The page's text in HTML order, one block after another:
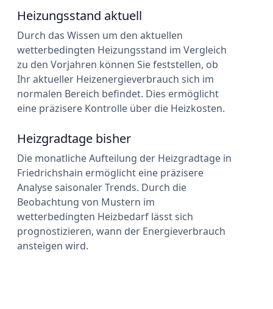
Heizungsstand aktuell
Durch das Wissen um den aktuellen
wetterbedingten Heizungsstand im Vergleich
zu den Vorjahren können Sie feststellen, ob
Ihr aktueller Heizenergieverbrauch sich im
normalen Bereich befindet. Dies ermöglicht
eine präzisere Kontrolle über die Heizkosten.
Heizgradtage bisher
Die monatliche Aufteilung der Heizgradtage in
Friedrichshain ermöglicht eine präzisere
Analyse saisonaler Trends. Durch die
Beobachtung von Mustern im
wetterbedingten Heizbedarf lässt sich
prognostizieren, wann der Energieverbrauch
ansteigen wird.